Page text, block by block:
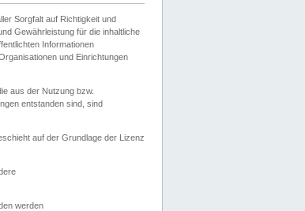
Sorgfalt auf Richtigkeit und
Gewährleistung für die inhaltliche
Informationen
und Einrichtungen
aus der Nutzung bzw.
entstanden sind, sind
auf der Grundlage der Lizenz
werden